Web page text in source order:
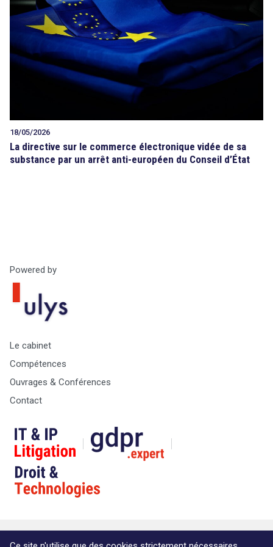
Tout sur le droit de l'innovation
CONTACT
18/05/2026
La directive sur le commerce électronique vidée de sa
substance par un arrêt anti-européen du Conseil d’État
search
Powered by
Le cabinet
Compétences
Ouvrages & Conférences
Contact
© Copyright Max & Zoé SPRL - Vie Privée -A propos &